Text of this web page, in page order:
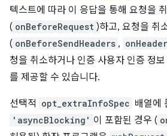
텍스트에 따라 이 응답을 통해 요청을
( onBeforeRequest )하고, 요청을 취
( onBeforeSendHeaders ,
청을 취소하거나 인증 사용자 인증 정보
를 제공할 수 있습니다.
선택적 opt_extraInfoSpec 배열에
'asyncBlocking' 이 포함된 경우 (